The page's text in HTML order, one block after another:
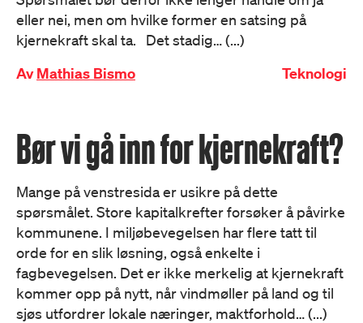
eller nei, men om hvilke former en satsing på
kjernekraft skal ta. Det stadig… (...)
AvMathias Bismo Teknologi
Bør vi gå inn for kjernekraft?
Mange på venstresida er usikre på dette
spørsmålet. Store kapitalkrefter forsøker å påvirke
kommunene. I miljøbevegelsen har flere tatt til
orde for en slik løsning, også enkelte i
fagbevegelsen. Det er ikke merkelig at kjernekraft
kommer opp på nytt, når vindmøller på land og til
sjøs utfordrer lokale næringer, maktforhold… (...)